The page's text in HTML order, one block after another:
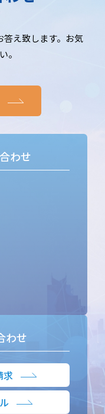
答え致します。お気
。
わせ
わせ
求